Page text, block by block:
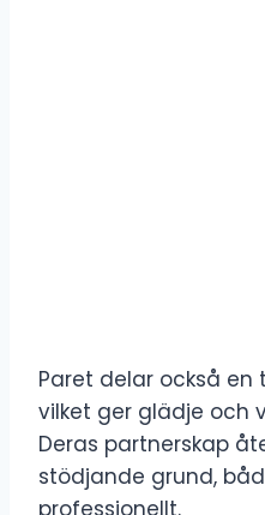
Paret delar också en
vilket ger glädje och
Deras partnerskap
stödjande grund,
professionellt.